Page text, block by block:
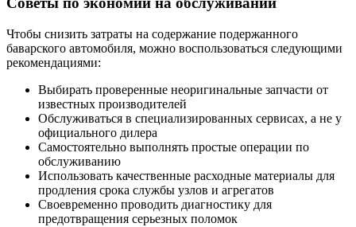
Чтобы снизить затраты на содержание подержанного
баварского автомобиля, можно воспользоваться следующими
рекомендациями:
Выбирать проверенные неоригинальные запчасти от
известных производителей
Обслуживаться в специализированных сервисах, а не у
официального дилера
Самостоятельно выполнять простые операции по
обслуживанию
Использовать качественные расходные материалы для
продления срока службы узлов и агрегатов
Своевременно проводить диагностику для
предотвращения серьезных поломок